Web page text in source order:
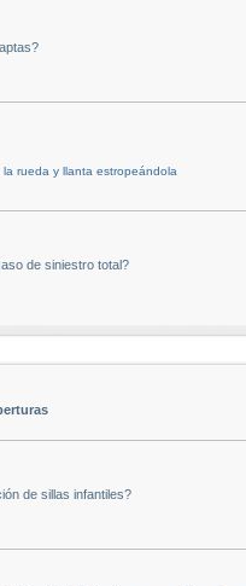
rueda y llanta estropeándola
de siniestro total?
de sillas infantiles?